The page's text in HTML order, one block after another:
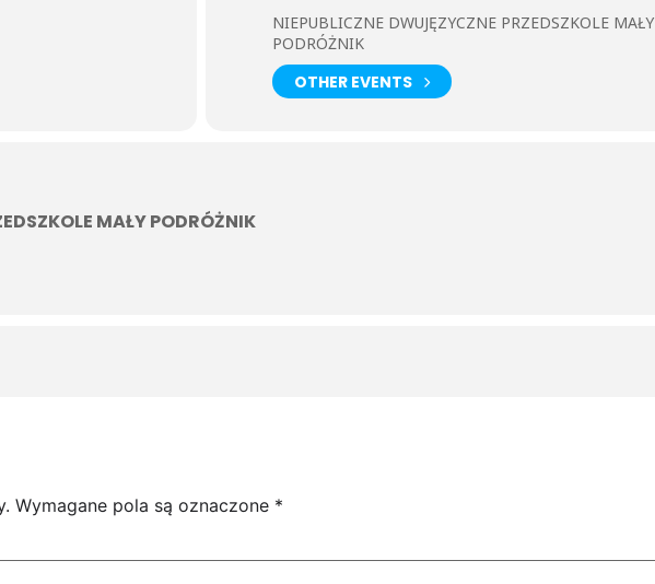
NIEPUBLICZNE DWUJĘZYCZNE PRZEDSZKOLE MAŁY
PODRÓŻNIK
OTHER EVENTS
MAŁY PODRÓŻNIK
Wymagane pola są oznaczone *